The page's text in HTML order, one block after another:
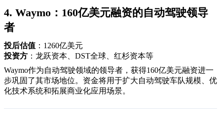
4. Waymo：160亿美元融资的自动驾驶领导
者
投后估值 ：1260亿美元
投资方 ：龙跃资本、DST全球、红杉资本等
Waymo作为自动驾驶领域的领导者，获得160亿美元融资进一
步巩固了其市场地位。资金将用于扩大自动驾驶车队规模、优
化技术系统和拓展商业化应用场景。